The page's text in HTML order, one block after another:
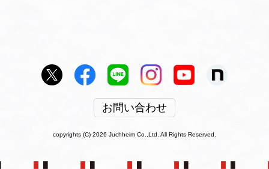
お問い合わせ
copyrights (C) 2026 Juchheim Co.,Ltd. All Rights Reserved.